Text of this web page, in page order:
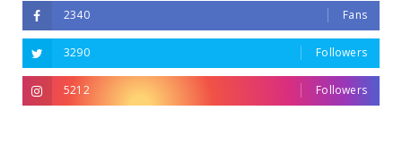
2340 Fans
3290 Followers
5212 Followers